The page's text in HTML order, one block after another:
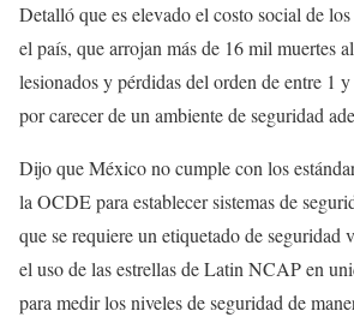
Detalló que es elevado el costo social de
el país, que arrojan más de 16 mil muertes
lesionados y pérdidas del orden de entre 1
por carecer de un ambiente de seguridad
Dijo que México no cumple con los
la OCDE para establecer sistemas de
que se requiere un etiquetado de seguridad
el uso de las estrellas de Latin NCAP en
para medir los niveles de seguridad de